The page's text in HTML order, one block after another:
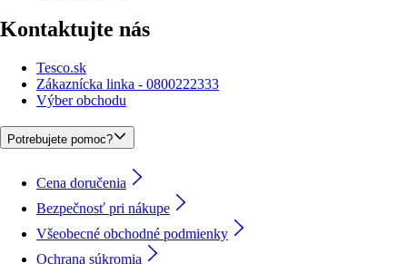
Kontaktujte nás
Tesco.sk
Zákaznícka linka - 0800222333
Výber obchodu
Potrebujete pomoc?
Cena doručenia
Bezpečnosť pri nákupe
Všeobecné obchodné podmienky
Ochrana súkromia